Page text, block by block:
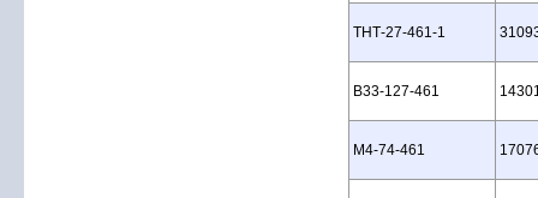
THT‑27‑461‑1
B33‑127‑461
M4‑74‑461